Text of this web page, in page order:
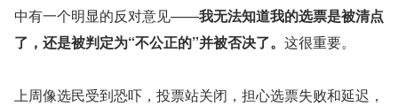
中有一个明显的反对意见——我无法知道我的选票是被清点
了，还是被判定为“不公正的”并被否决了。 这很重要。
上周像选民受到恐吓，投票站关闭，担心选票失败和延迟，